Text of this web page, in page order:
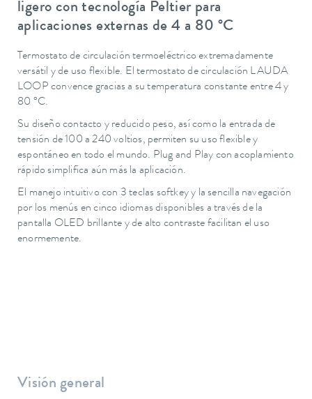
ligero con tecnología Peltier para
aplicaciones externas de 4 a 80 °C
Termostato de circulación termoeléctrico extremadamente
versátil y de uso flexible. El termostato de circulación LAUDA
LOOP convence gracias a su temperatura constante entre 4 y
80 °C.
Su diseño contacto y reducido peso, así como la entrada de
tensión de 100 a 240 voltios, permiten su uso flexible y
espontáneo en todo el mundo. Plug and Play con acoplamiento
rápido simplifica aún más la aplicación.
El manejo intuitivo con 3 teclas softkey y la sencilla navegación
por los menús en cinco idiomas disponibles a través de la
pantalla OLED brillante y de alto contraste facilitan el uso
enormemente.
Visión general